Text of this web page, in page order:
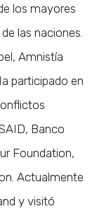
los mayores
las naciones.
Amnistía
participado en
Banco
Foundation,
Actualmente
y visitó